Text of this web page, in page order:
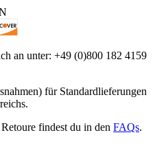
an unter: +49 (0)800 182 4159
für Standardlieferungen
findest du in den FAQs.